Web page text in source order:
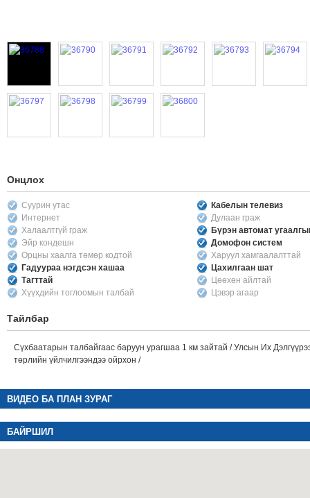
Онцлох
Суурин утас
Кабелын телевиз
Интернет
Дулаан граж
Халаалтгүй граж
Бүрэн автомат
Эйр кондешн
Домофон систем
Орцны хаалга төмөр кодтой
Харуул хамгаалалттай
Гадуураа нэгдсэн хашаа
Цахилгаан шат
Тагттай
Цөөхөн айлтай
Хүүхдийн тоглоомын талбай
Цэвэр агаар
Тайлбар
Сүхбаатарын талбайгаас баруун урагшаа 1 км зайтай / Улсын Их
төрлийн үйлчилгээндээ ойрхон /
ВИДЕО БА ПЛАН ЗУРАГ
БАЙРШИЛ